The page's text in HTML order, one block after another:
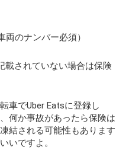
両のナンバー必須）
載されていない場合は保険
車でUber Eatsに登録し
何か事故があったら保険は
結される可能性もあります
いですよ。